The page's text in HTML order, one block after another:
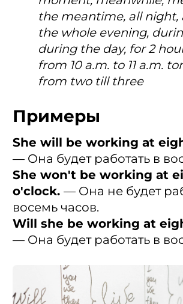
the meantime, all night,
the whole evening,
during the day, for 2
from 10 a.m. to 11 a.m.
from two till three
Примеры
She will be working at
— Она будет работать в
She won't be working at
o'clock. — Она не будет
восемь часов.
Will she be working at
— Она будет работать в